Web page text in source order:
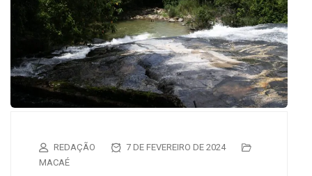
REDAÇÃO
7 DE FEVEREIRO DE 2024
MACAÉ